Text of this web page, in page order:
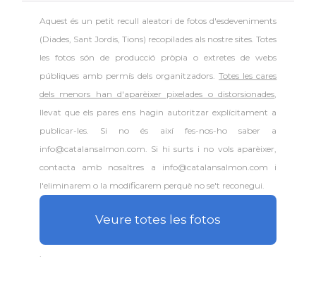
Aquest és un petit recull aleatori defotos d'esdeveniments
(Diades, Sant Jordis, Tions) recopilades als nostre sites. Totes
les fotos són de producció pròpia o extretes de webs
públiques amb permís dels organitzadors.Totes les cares
dels menors han d'aparèixer pixelades o distorsionades,
llevat que els pares ens hagin autoritzar explícitament a
publicar-les. Si no és així fes-nos-ho saber a
info@catalansalmon.com. Si hi surts i no vols aparèixer,
contacta amb nosaltres a info@catalansalmon.com i
l'eliminarem o la modificarem perquè no se't reconegui.
Veure totes les fotos